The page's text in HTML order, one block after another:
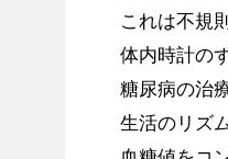
これは不規
体内時計の
糖尿病の治
生活のリズ